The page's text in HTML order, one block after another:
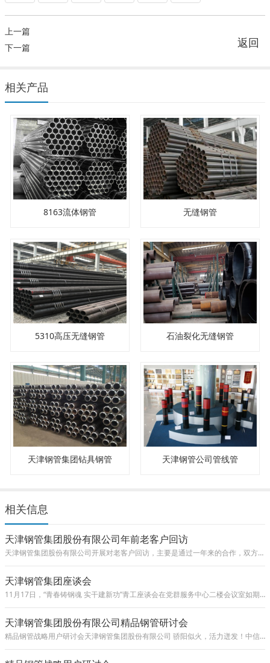
上一篇
下一篇
返回
相关产品
8163流体钢管 无缝钢管
5310高压无缝钢管 石油裂化无缝钢管
天津钢管集团钻具钢管 天津钢管公司管线管
相关信息
天津钢管集团股份有限公司年前老客户回访
天津钢管集团股份有限公司开展对老客户回访，主要是通过一年来的合作，双方就协作开展公关对话，对产品型号以及交货流程等多环节进行交流，指
天津钢管集团座谈会
11月17日，“青春铸钢魂 实干建新功”青工座谈会在党群服务中心二楼会议室如期举行。天津钢管集团股份有限公司纪委书记王勇，党群工作部部长李儒
天津钢管集团股份有限公司精品钢管研讨会
精品钢管战略用户研讨会天津钢管集团股份有限公司 骄阳似火，活力迸发！中信泰富特钢集团再次出发，与用户朋友们相约山西太原，分别召开精品钢